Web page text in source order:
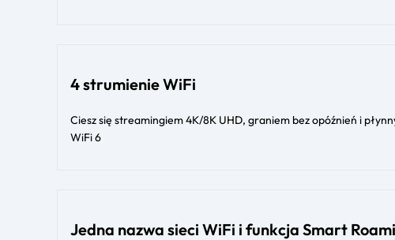
4 strumienie WiFi
Ciesz się streamingiem 4K/8K UHD, graniem bez opóźnień i
WiFi 6
Jedna nazwa sieci WiFi i funkcja Smart